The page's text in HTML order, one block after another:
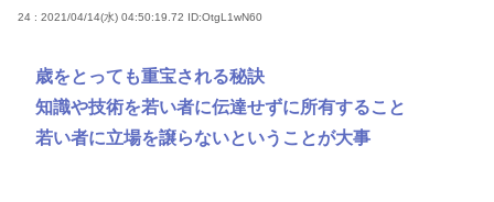
24 : 2021/04/14(水) 04:50:19.72 ID:OtgL1wN60
歳をとっても重宝される秘訣
知識や技術を若い者に伝達せずに所有すること
若い者に立場を譲らないということが大事